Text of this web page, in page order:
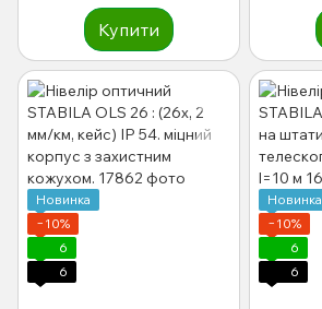
Купити
Новинка
−10%
6
6
Новинка
−10%
6
6